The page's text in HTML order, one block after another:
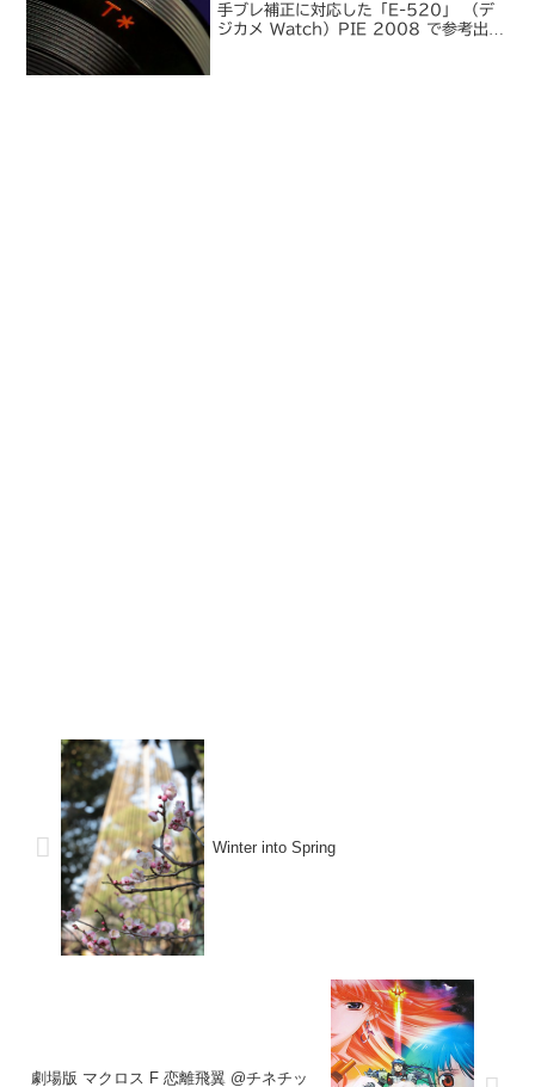
手ブレ補正に対応した「E-520」 （デ
ジカメ Watch）PIE 2008 で参考出品
Winter into Spring
劇場版 マクロス F 恋離飛翼 @チネチッ